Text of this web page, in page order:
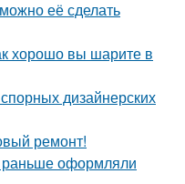
её сделать
хорошо вы шарите в
дизайнерских
ремонт!
оформляли